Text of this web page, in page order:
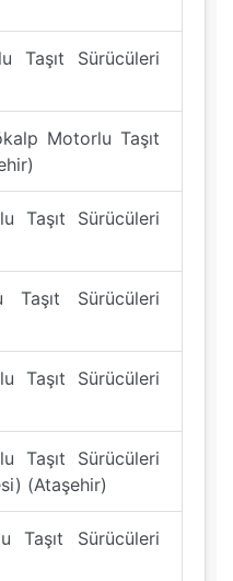
Taşıt Sürücüleri
Motorlu Taşıt
Taşıt Sürücüleri
Sürücüleri
Taşıt Sürücüleri
Taşıt Sürücüleri
(Ataşehir)
Taşıt Sürücüleri